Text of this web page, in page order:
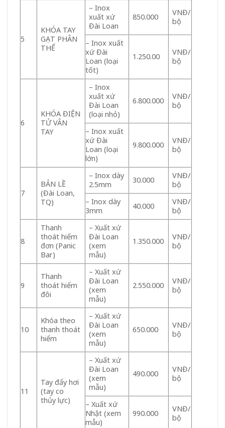
5
KHÓA TAY
GẠT PHÂN
THỂ
– Inox
xuất xứ
Đài Loan
850.000
VNĐ/
bộ
– Inox xuất
xứ Đài
Loan (loại
tốt)
1.250.00
VNĐ/
bộ
6
KHÓA ĐIỆN
TỬ VÂN
TAY
– Inox
xuất xứ
Đài Loan
(loại nhỏ)
6.800.000
VNĐ/
bộ
– Inox xuất
xứ Đài
Loan (loại
lớn)
9.800.000
VNĐ/
bộ
7
BẢN LỀ
(Đài Loan,
TQ)
– Inox dày
2.5mm
30.000
VNĐ/
bộ
– Inox dày
3mm
40.000
VNĐ/
bộ
8
Thanh
thoát hiểm
đơn (Panic
Bar)
– Xuất xứ
Đài Loan
(xem
mẫu)
1.350.000
VNĐ/
bộ
9
Thanh
thoát hiểm
đôi
– Xuất xứ
Đài Loan
(xem
mẫu)
2.550.000
VNĐ/
bộ
10
Khóa theo
thanh thoát
hiểm
– Xuất xứ
Đài Loan
(xem
mẫu)
650.000
VNĐ/
bộ
11
Tay đẩy hơi
(tay co
thủy lực)
– Xuất xứ
Đài Loan
(xem
mẫu)
490.000
VNĐ/
bộ
– Xuất xứ
Nhật (xem
mẫu)
990.000
VNĐ/
bộ